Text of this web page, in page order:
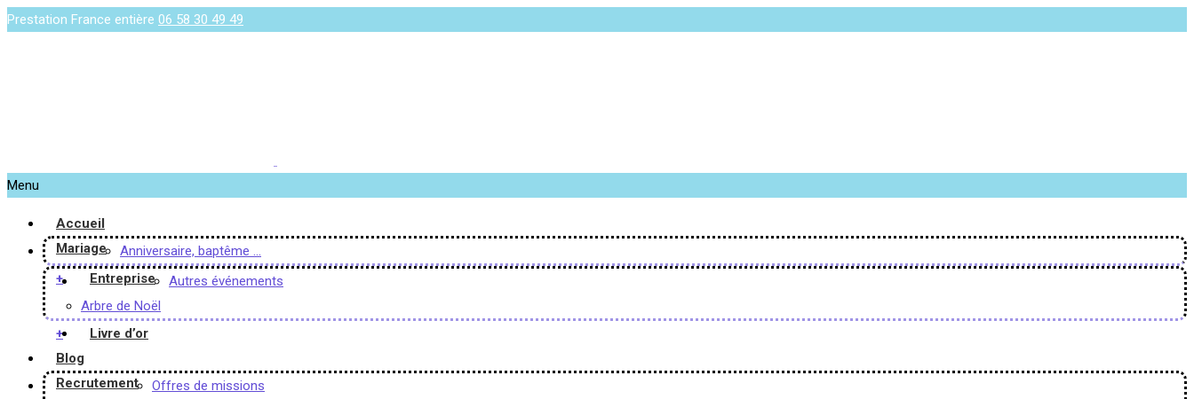
Prestation France entière 06 58 30 49 49
Menu
Accueil
Mariage
Anniversaire, baptême …
+
Entreprise
Autres événements
Arbre de Noël
+
Livre d’or
Blog
Recrutement
Offres de missions